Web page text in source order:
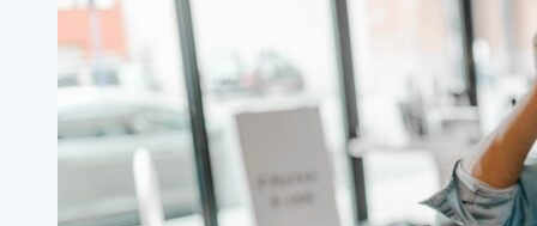
brugeroplevelsen